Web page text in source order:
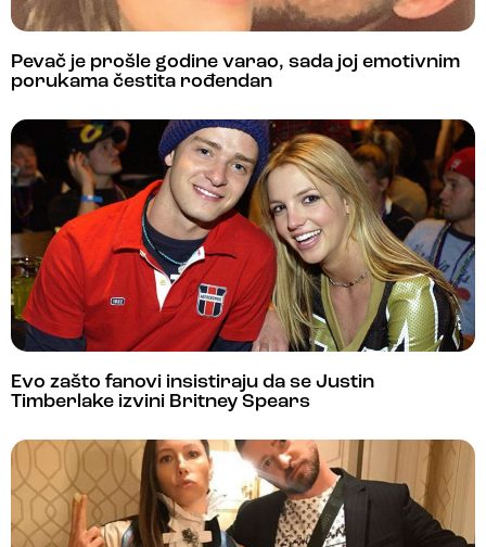
Pevač je prošle godine varao, sada joj emotivnim
porukama čestita rođendan
Evo zašto fanovi insistiraju da se Justin
Timberlake izvini Britney Spears